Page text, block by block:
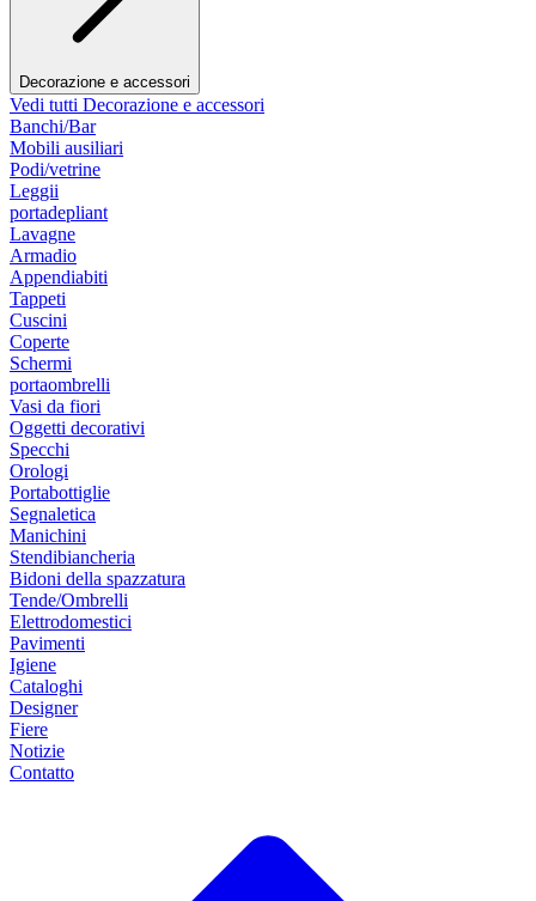
Decorazione e accessori
Vedi tutti Decorazione e accessori
Banchi/Bar
Mobili ausiliari
Podi/vetrine
Leggii
portadepliant
Lavagne
Armadio
Appendiabiti
Tappeti
Cuscini
Coperte
Schermi
portaombrelli
Vasi da fiori
Oggetti decorativi
Specchi
Orologi
Portabottiglie
Segnaletica
Manichini
Stendibiancheria
Bidoni della spazzatura
Tende/Ombrelli
Elettrodomestici
Pavimenti
Igiene
Cataloghi
Designer
Fiere
Notizie
Contatto